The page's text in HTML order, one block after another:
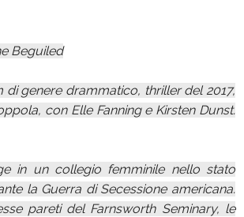
Beguiled
di genere drammatico, thriller del 2017,
con Elle Fanning e Kirsten Dunst.
in un collegio femminile nello stato
la Guerra di Secessione americana.
pareti del Farnsworth Seminary, le